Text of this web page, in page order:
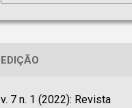
EDIÇÃO
v. 7 n. 1 (2022): Revista